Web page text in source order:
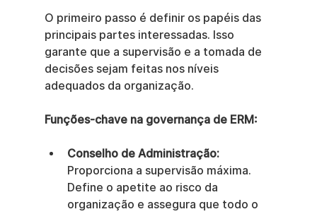
O primeiro passo é definir os papéis das
principais partes interessadas. Isso
garante que a supervisão e a tomada de
decisões sejam feitas nos níveis
adequados da organização.
Funções-chave na governança de ERM:
Conselho de Administração:
Proporciona a supervisão máxima.
Define o apetite ao risco da
organização e assegura que todo o